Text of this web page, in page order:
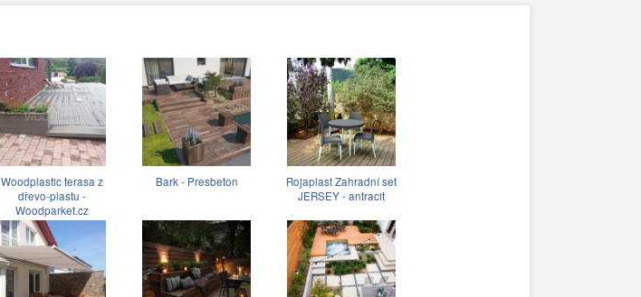
Woodplastic terasa z
dřevo-plastu -
Woodparket.cz
Bark - Presbeton
Rojaplast Zahradní set
JERSEY - antracit